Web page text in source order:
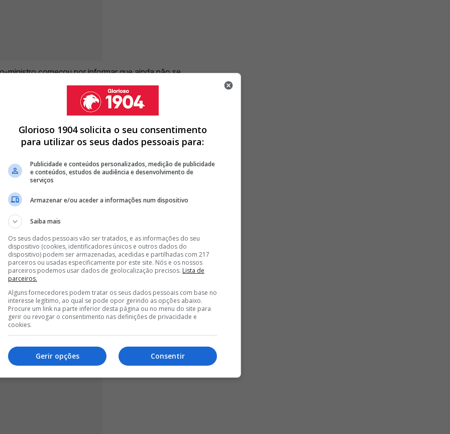
ministro começou por informar que ainda não se
“
Ainda não estou a 100%, a tensão ainda
estão bons, os valores que fizemos do
deixaram muito mais preocupado
com toda a força, com toda a energia, para
isto”.
DE RACISMO E EX BENFICA NÉLSON SEMEDO É METIDO AO
VENTURA REAGE AO DIAGNÓSTICO: “PARECE INDICAR…”
COMENTADOR DENUNCIA AMEAÇAS ONLINE: “NUM PAÍS…”
< >
Ventura reagiu às acusações feitas pelo diretor
e alguns políticos falarem em benefícios
Eu digo-vos isto de coração, deviam passar por
para sentir o que é que acontece efetivamente.
em vez de dizerem disparates e tentarem
ofender”.
Glorioso 1904 solicita o seu consentimento
para utilizar os seus dados pessoais para:
Publicidade e conteúdos personalizados, medição de publicidade
e conteúdos, estudos de audiência e desenvolvimento de
serviços
Armazenar e/ou aceder a informações num dispositivo
Saiba mais
Os seus dados pessoais vão ser tratados, e as informações do seu
dispositivo (cookies, identificadores únicos e outros dados do
dispositivo) podem ser armazenadas, acedidas e partilhadas com 217
parceiros ou usadas especificamente por este site. Nós e os nossos
parceiros podemos usar dados de geolocalização precisos. Lista de
parceiros.
Alguns fornecedores podem tratar os seus dados pessoais com base no
interesse legítimo, ao qual se pode opor gerindo as opções abaixo.
Procure um link na parte inferior desta página ou no menu do site para
gerir ou revogar o consentimento nas definições de privacidade e
cookies.
Consentir
Gerir opções